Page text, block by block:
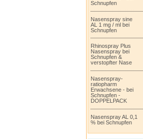
Schnupfen
Nasenspray sine
AL 1 mg / ml bei
Schnupfen
Rhinospray Plus
Nasenspray bei
Schnupfen &
verstopfter Nase
Nasenspray-
ratiopharm
Erwachsene - bei
Schnupfen -
DOPPELPACK
Nasenspray AL 0,1
% bei Schnupfen